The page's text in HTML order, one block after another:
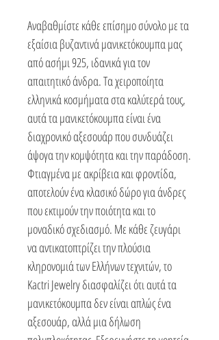
Αναβαθμίστε κάθε επίσημο σύνολο με τα
εξαίσια βυζαντινά μανικετόκουμπα μας
από ασήμι 925, ιδανικά για τον
απαιτητικό άνδρα. Τα χειροποίητα
ελληνικά κοσμήματα στα καλύτερά τους,
αυτά τα μανικετόκουμπα είναι ένα
διαχρονικό αξεσουάρ που συνδυάζει
άψογα την κομψότητα και την παράδοση.
Φτιαγμένα με ακρίβεια και φροντίδα,
αποτελούν ένα κλασικό δώρο για άνδρες
που εκτιμούν την ποιότητα και το
μοναδικό σχεδιασμό. Με κάθε ζευγάρι
να αντικατοπτρίζει την πλούσια
κληρονομιά των Ελλήνων τεχνιτών, το
Kactri Jewelry διασφαλίζει ότι αυτά τα
μανικετόκουμπα δεν είναι απλώς ένα
αξεσουάρ, αλλά μια δήλωση